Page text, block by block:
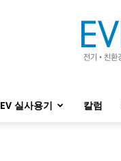
EV 실사용기 칼럼